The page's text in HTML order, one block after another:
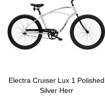
Electra Cruiser Lux 1 Polished
Silver Herr